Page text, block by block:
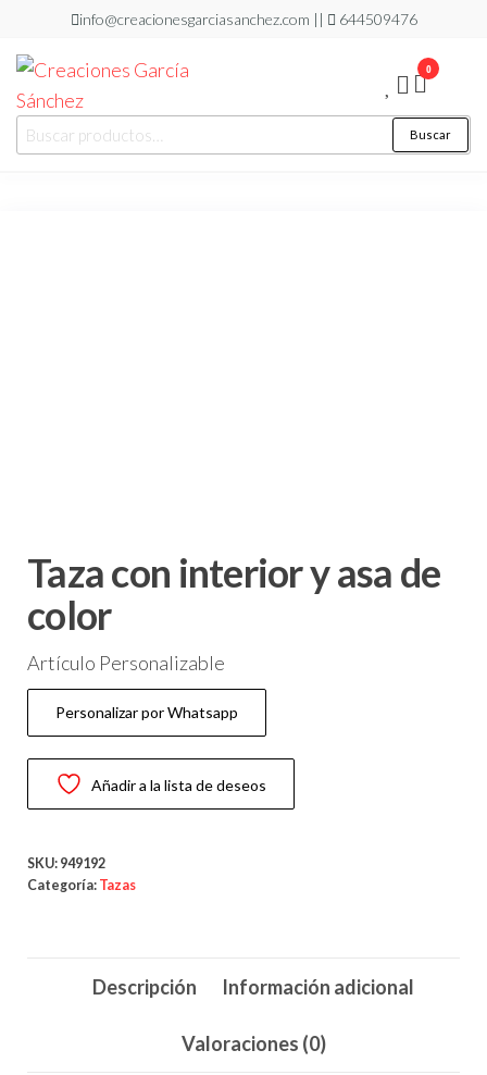
contenido
info@creacionesgarciasanchez.com || 644509476
Creaciones
García
regalos
personalizados
por:
Buscar
0
Taza con interior y asa de
color
Artículo Personalizable
Personalizar por Whatsapp
Añadir a la lista de deseos
SKU: 949192
Categoría: Tazas
Descripción Información adicional
Valoraciones (0)